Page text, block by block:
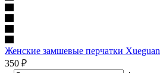
Женские замшевые перчатки Xueguan
350 ₽